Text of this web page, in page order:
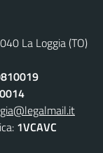
La Loggia (TO)
1VCAVC